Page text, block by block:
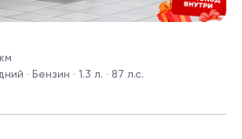
· Бензин · 1.3 л. · 87 л.с.